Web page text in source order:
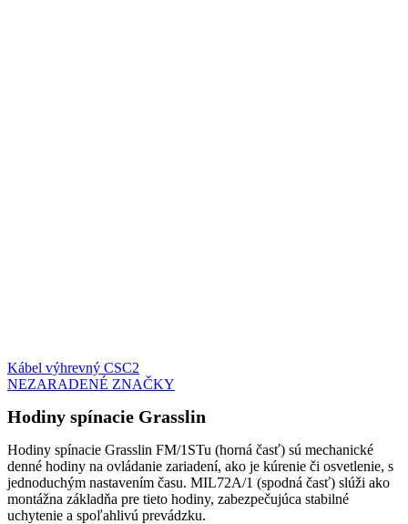
Kábel výhrevný CSC2
NEZARADENÉ ZNAČKY
Hodiny spínacie Grasslin
Hodiny spínacie Grasslin FM/1STu (horná časť) sú mechanické
denné hodiny na ovládanie zariadení, ako je kúrenie či osvetlenie, s
jednoduchým nastavením času. MIL72A/1 (spodná časť) slúži ako
montážna základňa pre tieto hodiny, zabezpečujúca stabilné
uchytenie a spoľahlivú prevádzku.